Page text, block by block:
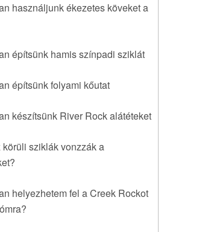
használjunk ékezetes köveket a
építsünk hamis színpadi sziklát
építsünk folyami kőutat
készítsünk River Rock alátéteket
körüli sziklák vonzzák a
helyezhetem fel a Creek Rockot